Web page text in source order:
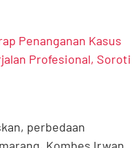
Penanganan Kasus
Profesional, Soroti
perbedaan
Kombes Irwan